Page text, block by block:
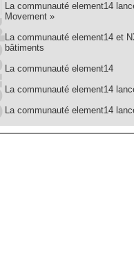
La communauté element14
Movement »
La communauté element14 et
bâtiments
La communauté element14
La communauté element14
La communauté element14